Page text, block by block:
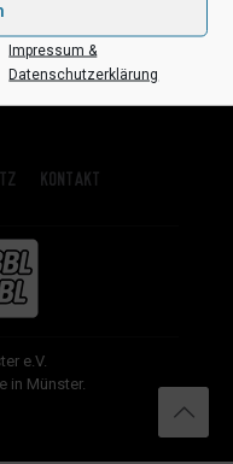
Impressum &
Datenschutzerklärung
Kontakt
e.V.
in Münster.